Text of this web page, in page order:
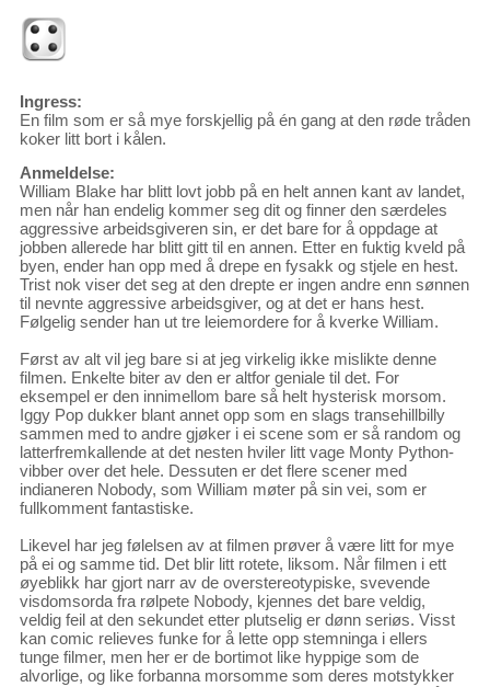
Ingress:
En film som er så mye forskjellig på én gang at den røde tråden
koker litt bort i kålen.
Anmeldelse:
William Blake har blitt lovt jobb på en helt annen kant av landet,
men når han endelig kommer seg dit og finner den særdeles
aggressive arbeidsgiveren sin, er det bare for å oppdage at
jobben allerede har blitt gitt til en annen. Etter en fuktig kveld på
byen, ender han opp med å drepe en fysakk og stjele en hest.
Trist nok viser det seg at den drepte er ingen andre enn sønnen
til nevnte aggressive arbeidsgiver, og at det er hans hest.
Følgelig sender han ut tre leiemordere for å kverke William.
Først av alt vil jeg bare si at jeg virkelig ikke mislikte denne
filmen. Enkelte biter av den er altfor geniale til det. For
eksempel er den innimellom bare så helt hysterisk morsom.
Iggy Pop dukker blant annet opp som en slags transehillbilly
sammen med to andre gjøker i ei scene som er så random og
latterfremkallende at det nesten hviler litt vage Monty Python-
vibber over det hele. Dessuten er det flere scener med
indianeren Nobody, som William møter på sin vei, som er
fullkomment fantastiske.
Likevel har jeg følelsen av at filmen prøver å være litt for mye
på ei og samme tid. Det blir litt rotete, liksom. Når filmen i ett
øyeblikk har gjort narr av de overstereotypiske, svevende
visdomsorda fra rølpete Nobody, kjennes det bare veldig,
veldig feil at den sekundet etter plutselig er dønn seriøs. Visst
kan comic relieves funke for å lette opp stemninga i ellers
tunge filmer, men her er de bortimot like hyppige som de
alvorlige, og like forbanna morsomme som deres motstykker